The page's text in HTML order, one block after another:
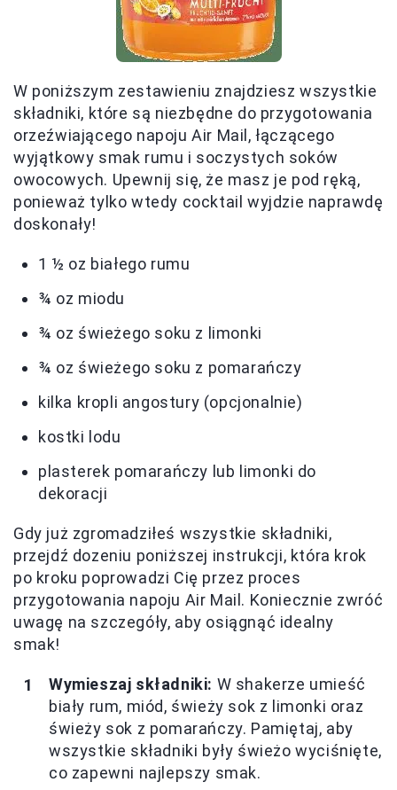
W poniższym zestawieniu znajdziesz wszystkie
składniki, które są niezbędne do przygotowania
orzeźwiającego napoju Air Mail, łączącego
wyjątkowy smak rumu i soczystych soków
owocowych. Upewnij się, że masz je pod ręką,
ponieważ tylko wtedy cocktail wyjdzie naprawdę
doskonały!
1 ½ oz białego rumu
¾ oz miodu
¾ oz świeżego soku z limonki
¾ oz świeżego soku z pomarańczy
kilka kropli angostury (opcjonalnie)
kostki lodu
plasterek pomarańczy lub limonki do
dekoracji
Gdy już zgromadziłeś wszystkie składniki,
przejdź dozeniu poniższej instrukcji, która krok
po kroku poprowadzi Cię przez proces
przygotowania napoju Air Mail. Koniecznie zwróć
uwagę na szczegóły, aby osiągnąć idealny
smak!
Wymieszaj składniki: W shakerze umieść
biały rum, miód, świeży sok z limonki oraz
świeży sok z pomarańczy. Pamiętaj, aby
wszystkie składniki były świeżo wyciśnięte,
co zapewni najlepszy smak.